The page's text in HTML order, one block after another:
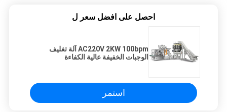
احصل على افضل سعر ل
AC220V 2KW 100bpm آلة تغليف
الوجبات الخفيفة عالية الكفاءة
استمر